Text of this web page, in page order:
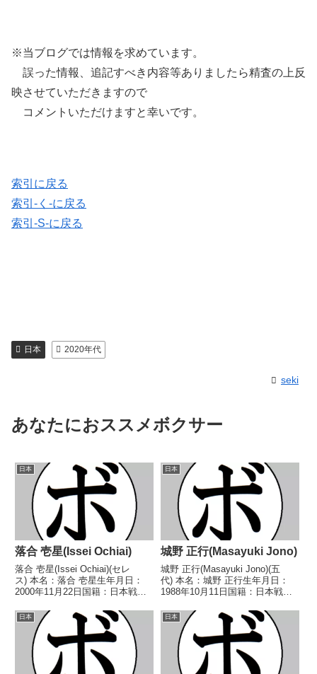
※当ブログでは情報を求めています。
誤った情報、追記すべき内容等ありましたら精査の上反
映させていただきますので
コメントいただけますと幸いです。
索引に戻る
索引-く-に戻る
索引-S-に戻る
日本 2020年代
seki
あなたにおススメボクサー
日本
落合 壱星(Issei Ochiai)
落合 壱星(Issei Ochiai)(セレ
ス) 本名：落合 壱星生年月日：
2000年11月22日国籍：日本戦
トル】なし 【戦歴】
2019/08/03 ○6R判定 3-0(59-
55、59-56、59-...
日本
城野 正行(Masayuki Jono)
城野 正行(Masayuki Jono)(五
代) 本名：城野 正行生年月日：
1988年10月11日国籍：日本戦
ル】なし 【戦歴】2021/12/10
○4RTKO 福田 哲史(レパード玉
熊) 【補足情報】...
日本 日本